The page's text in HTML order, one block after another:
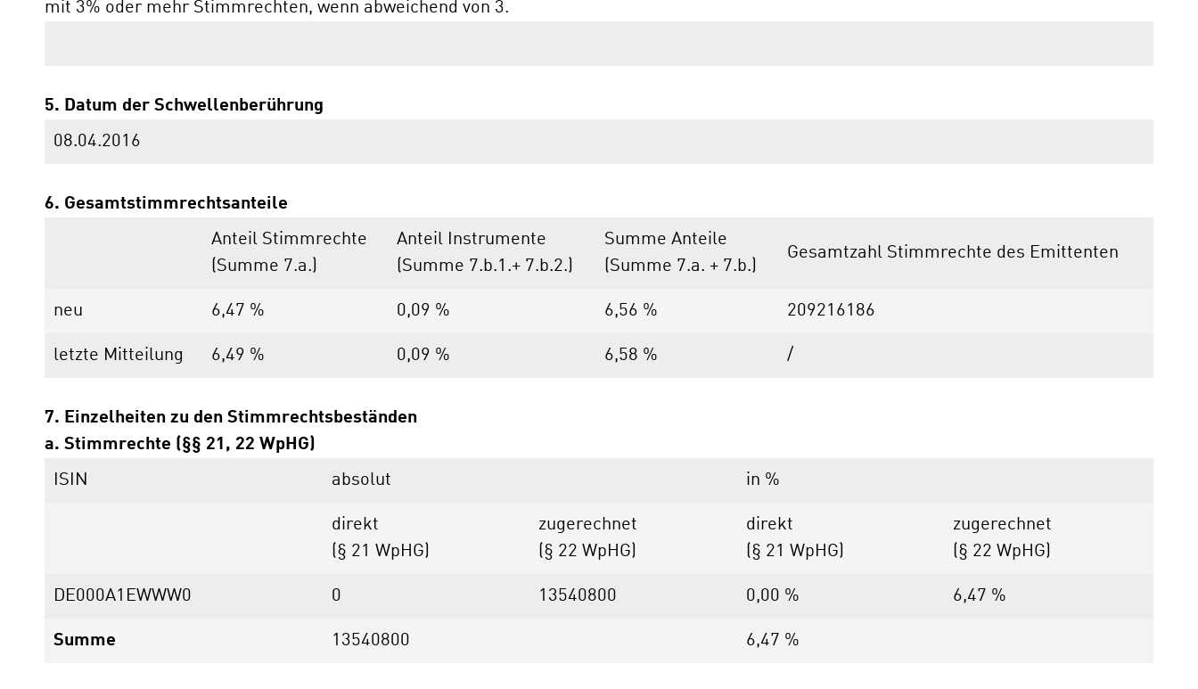
mit 3% oder mehr Stimmrechten, wenn abweichend von 3.
5. Datum der Schwellenberührung
08.04.2016
6. Gesamtstimmrechtsanteile
Anteil Stimmrechte
(Summe 7.a.)
Anteil Instrumente
(Summe 7.b.1.+ 7.b.2.)
Summe Anteile
(Summe 7.a. + 7.b.)
Gesamtzahl Stimmrechte des Emittenten
neu 6,47 % 0,09 % 6,56 % 209216186
letzte Mitteilung 6,49 % 0,09 % 6,58 % /
7. Einzelheiten zu den Stimmrechtsbeständen
a. Stimmrechte (§§ 21, 22 WpHG)
ISIN
absolut in %
direkt
(§ 21 WpHG)
zugerechnet
(§ 22 WpHG)
direkt
(§ 21 WpHG)
zugerechnet
(§ 22 WpHG)
DE000A1EWWW0 0 13540800 0,00 % 6,47 %
Summe 13540800 6,47 %